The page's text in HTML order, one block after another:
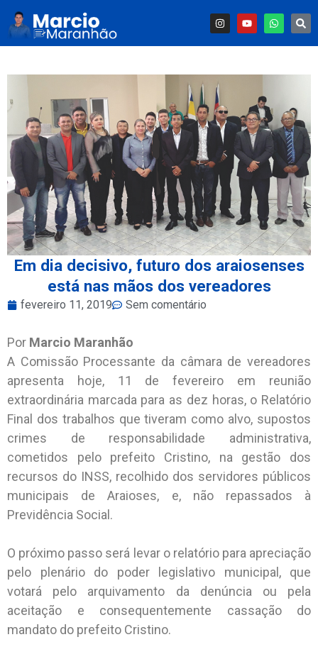
Em dia decisivo, futuro dos araiosenses
está nas mãos dos vereadores
fevereiro 11, 2019 Sem comentário
Por Marcio Maranhão
A Comissão Processante da câmara de vereadores
apresenta hoje, 11 de fevereiro em reunião
extraordinária marcada para as dez horas, o Relatório
Final dos trabalhos que tiveram como alvo, supostos
crimes de responsabilidade administrativa,
cometidos pelo prefeito Cristino, na gestão dos
recursos do INSS, recolhido dos servidores públicos
municipais de Araioses, e, não repassados à
Previdência Social.
O próximo passo será levar o relatório para apreciação
pelo plenário do poder legislativo municipal, que
votará pelo arquivamento da denúncia ou pela
aceitação e consequentemente cassação do
mandato do prefeito Cristino.